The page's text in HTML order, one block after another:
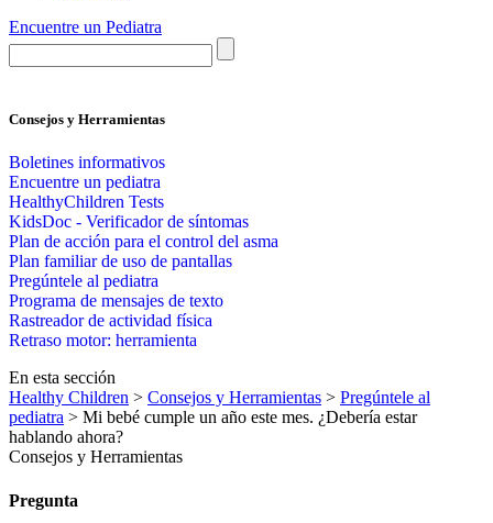
Encuentre un Pediatra
Consejos y Herramientas
Boletines informativos
Encuentre un pediatra
HealthyChildren Tests
KidsDoc - Verificador de síntomas
Plan de acción para el control del asma
Plan familiar de uso de pantallas
Pregúntele al pediatra
Programa de mensajes de texto
Rastre​​ador de activida​d física
Retraso motor: herramienta
En esta sección
Healthy Children > Consejos y Herramientas > Pregúntele al
pediatra > Mi bebé cumple un año este mes. ¿Debería estar
hablando ahora?
Consejos y Herramientas
Pregunta